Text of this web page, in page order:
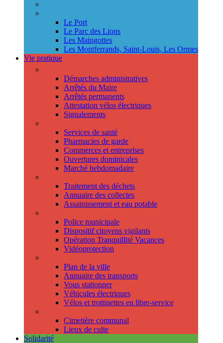
Le Port
Le Parc des Lions
Les Maingottes
Les Montferrands, Saint-Louis, Les Ormes
Vie pratique
Démarches administratives
Arrêtés du Maire
Arrêtés permanents
Attestation vélos électriques
Signalements
Services de santé
Pharmacies de garde
Commerces et entreprises
Ouvertures dominicales
Marché hebdomadaire
Traitement des déchets
Annuaire des collectes
Assainissement et eau potable
Police municipale
Dispositif citoyens vigilants
Opération Tranquillité Vacances
Vidéoprotection
Plan de la ville
Annuaire des transports
Vous stationner
Véhicules électriques
Vélos et trottinettes en libre-service
Cimetière communal
Lieux de culte
Solidarité